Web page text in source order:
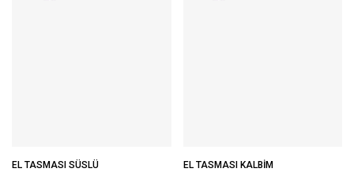
EL TASMASI SÜSLÜ EL TASMASI KALBİM